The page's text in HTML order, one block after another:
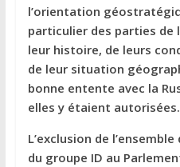
l’orientation
particulier des parties de
leur histoire, de leurs
de leur situation
bonne entente avec la
elles y étaient autorisées.
L’exclusion de
du groupe ID au